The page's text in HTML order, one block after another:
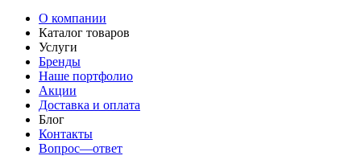
О компании
Каталог товаров
Услуги
Бренды
Наше портфолио
Акции
Доставка и оплата
Блог
Контакты
Вопрос—ответ